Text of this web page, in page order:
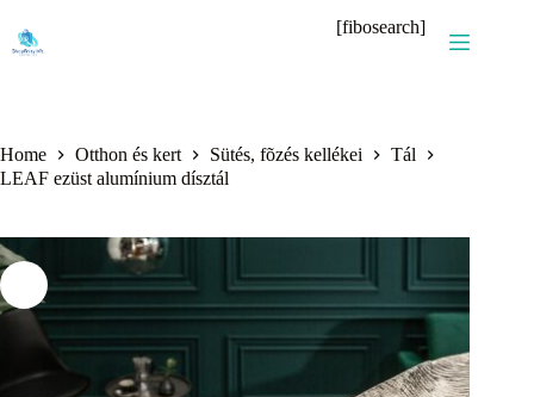
content
[fibosearch]
Home Otthon és kert Sütés, fõzés kellékei
Tál
LEAF ezüst alumínium dísztál